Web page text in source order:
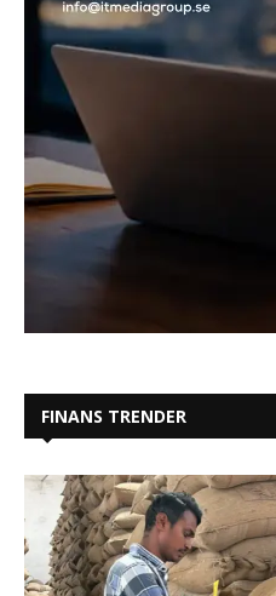
FINANS TRENDER